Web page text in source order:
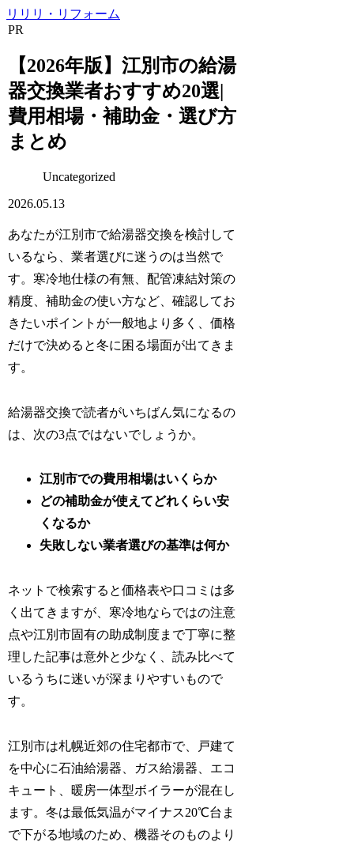
リリリ・リフォーム
PR
【2026年版】江別市の給湯
器交換業者おすすめ20選|
費用相場・補助金・選び方
まとめ
Uncategorized
2026.05.13
あなたが江別市で給湯器交換を検討して
いるなら、業者選びに迷うのは当然で
す。寒冷地仕様の有無、配管凍結対策の
精度、補助金の使い方など、確認してお
きたいポイントが一般地より多く、価格
だけで決めると冬に困る場面が出てきま
す。
給湯器交換で読者がいちばん気になるの
は、次の3点ではないでしょうか。
江別市での費用相場はいくらか
どの補助金が使えてどれくらい安
くなるか
失敗しない業者選びの基準は何か
ネットで検索すると価格表や口コミは多
く出てきますが、寒冷地ならではの注意
点や江別市固有の助成制度まで丁寧に整
理した記事は意外と少なく、読み比べて
いるうちに迷いが深まりやすいもので
す。
江別市は札幌近郊の住宅都市で、戸建て
を中心に石油給湯器、ガス給湯器、エコ
キュート、暖房一体型ボイラーが混在し
ます。冬は最低気温がマイナス20℃台ま
で下がる地域のため、機器そのものより